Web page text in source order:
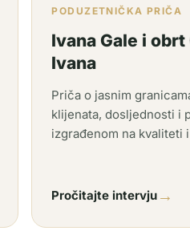
PODUZETNIČKA PRIČA
Ivana Gale i
Ivana
Priča o jasnim
klijenata, dosljednosti i
izgrađenom na kvaliteti
Pročitajte intervju →